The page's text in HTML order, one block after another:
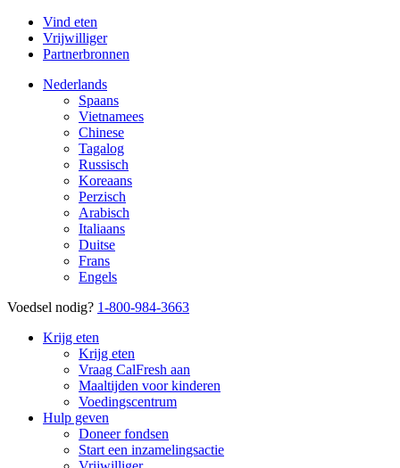
Vind eten
Vrijwilliger
Partnerbronnen
Nederlands
Spaans
Vietnamees
Chinese
Tagalog
Russisch
Koreaans
Perzisch
Arabisch
Italiaans
Duitse
Frans
Engels
Voedsel nodig? 1-800-984-3663
Krijg eten
Krijg eten
Vraag CalFresh aan
Maaltijden voor kinderen
Voedingscentrum
Hulp geven
Doneer fondsen
Start een inzamelingsactie